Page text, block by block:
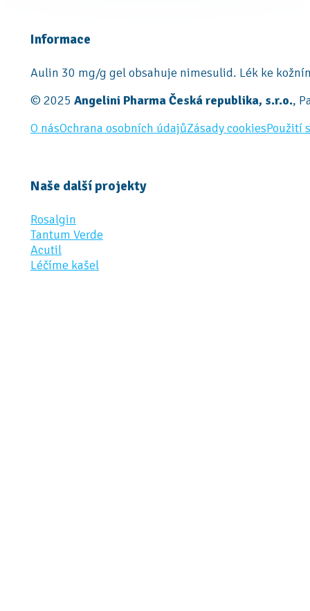
Informace
Aulin 30 mg/g gel obsahuje nimesulid. Lék ke
© 2025 Angelini Pharma Česká republika, s.r.o.,
O násOchrana osobních údajůZásady cookiesPoužití
Naše další projekty
Rosalgin
Tantum Verde
Acutil
Léčíme kašel